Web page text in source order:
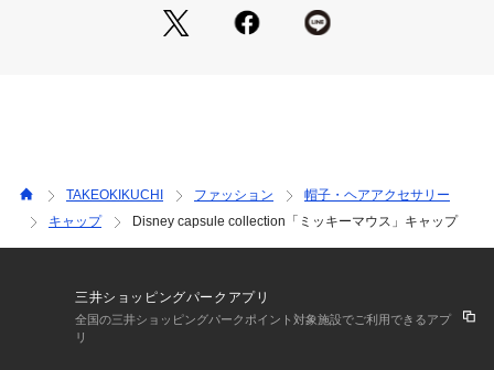
ンポイント刺繍で表現。
あえてモノトーンで仕上げることで、キャラクターアイテムな
のミックススタイルを提案します。
【気になる商品はお気に入り登録をおススメ】
完売しているカラーの再入荷通知や、ラスト1点、セールの通
知をお知らせいたします。
▼ブランドのお気に入り登録
TAKEOKIKUCHI ファッション
帽子・ヘアアクセサリー
キャップ
Disney capsule collection「ミッキーマウス」キャップ
三井ショッピングパークアプリ
全国の三井ショッピングパークポイント対象施設でご利用できるアプ
リ